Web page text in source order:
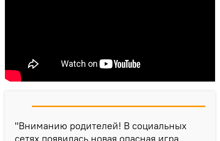
"Вниманию родителей! В социальных
сетях появилась новая опасная игра,